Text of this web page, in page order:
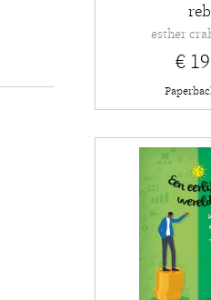
esther
€